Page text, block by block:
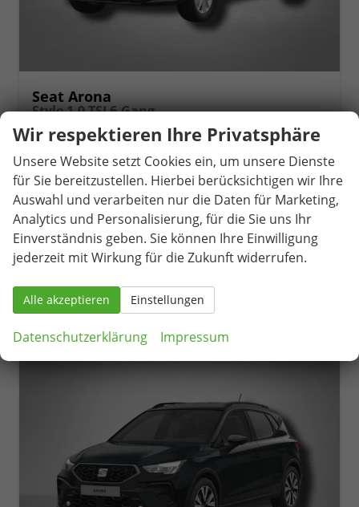
Seat Arona
Style 1.0 TSI 6-Gang
unverbindliche Lieferzeit: 05.09.2026 Neuwagen
Fahrzeugnr. 81581 GetriebeSchaltgetriebe
Kraftstoff Benzin Außenfarbe
Magnetic Grau Metallic / Dach in Midnight Schwarz Metallic
Leistung 85 kW (116 PS) Kilometerstand 1.633 km
25.790,– €
incl. 19% MwSt.
Details
Verbrauch kombiniert:5,60 l/100km
2
CO2-Emissionen:128,00 g/km
Wir respektieren Ihre Privatsphäre
Unsere Website setzt Cookies ein, um unsere Dienste
für Sie bereitzustellen. Hierbei berücksichtigen wir Ihre
Auswahl und verarbeiten nur die Daten für Marketing,
Analytics und Personalisierung, für die Sie uns Ihr
Einverständnis geben. Sie können Ihre Einwilligung
jederzeit mit Wirkung für die Zukunft widerrufen.
Alle akzeptieren Einstellungen
Datenschutzerklärung Impressum